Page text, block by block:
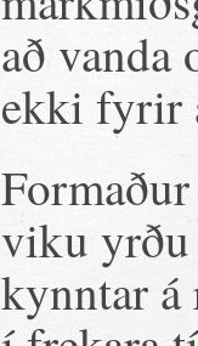
að vanda
ekki fyrir
viku yrðu
kynntar á